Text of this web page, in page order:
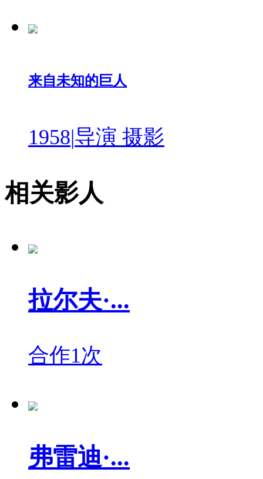
来自未知的巨人
1958|导演 摄影
相关影人
拉尔夫·...
合作1次
弗雷迪·...